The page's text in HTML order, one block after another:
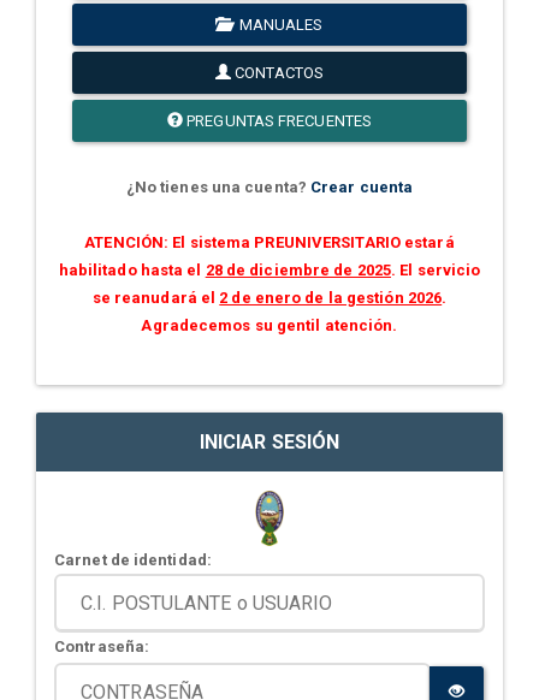
MANUALES
CONTACTOS
PREGUNTAS FRECUENTES
¿No tienes una cuenta? Crear cuenta
ATENCIÓN: El sistema PREUNIVERSITARIO estará
habilitado hasta el 28 de diciembre de 2025. El servicio
se reanudará el 2 de enero de la gestión 2026.
Agradecemos su gentil atención.
INICIAR SESIÓN
Carnet de identidad:
Contraseña: